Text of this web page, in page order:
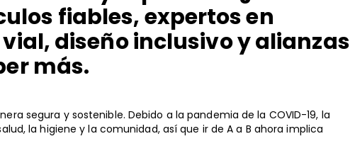
fiables, expertos en
diseño inclusivo y alianzas
más.
segura y sostenible. Debido a la pandemia de la COVID-19, la
la higiene y la comunidad, así que ir de A a B ahora implica